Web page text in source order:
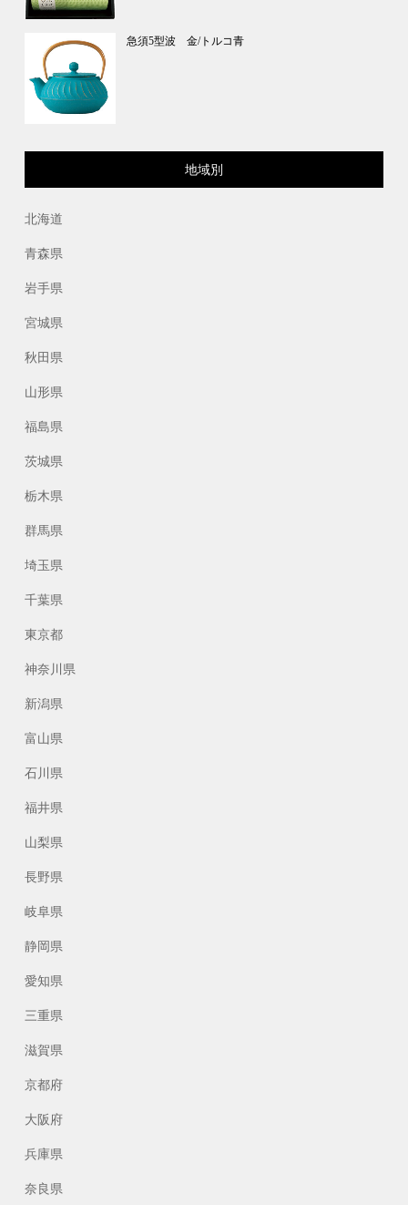
急須5型波 金/トルコ青
地域別
北海道
青森県
岩手県
宮城県
秋田県
山形県
福島県
茨城県
栃木県
群馬県
埼玉県
千葉県
東京都
神奈川県
新潟県
富山県
石川県
福井県
山梨県
長野県
岐阜県
静岡県
愛知県
三重県
滋賀県
京都府
大阪府
兵庫県
奈良県